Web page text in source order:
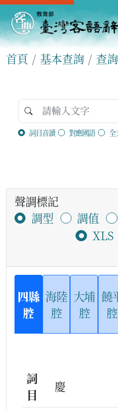
首頁 基本查詢 查
詞目音讀 對應國語 全
聲調標記
調型
調值
XLS
四縣
腔
海陸
腔
大埔
腔
饒
腔
詞
目
慶